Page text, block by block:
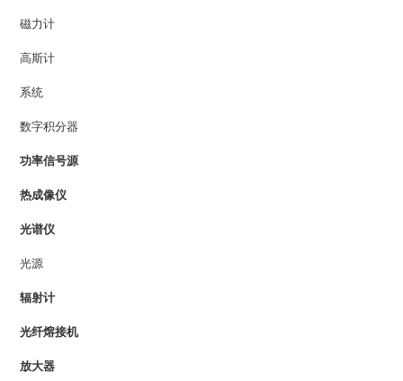
磁力计
高斯计
系统
数字积分器
功率信号源
热成像仪
光谱仪
光源
辐射计
光纤熔接机
放大器